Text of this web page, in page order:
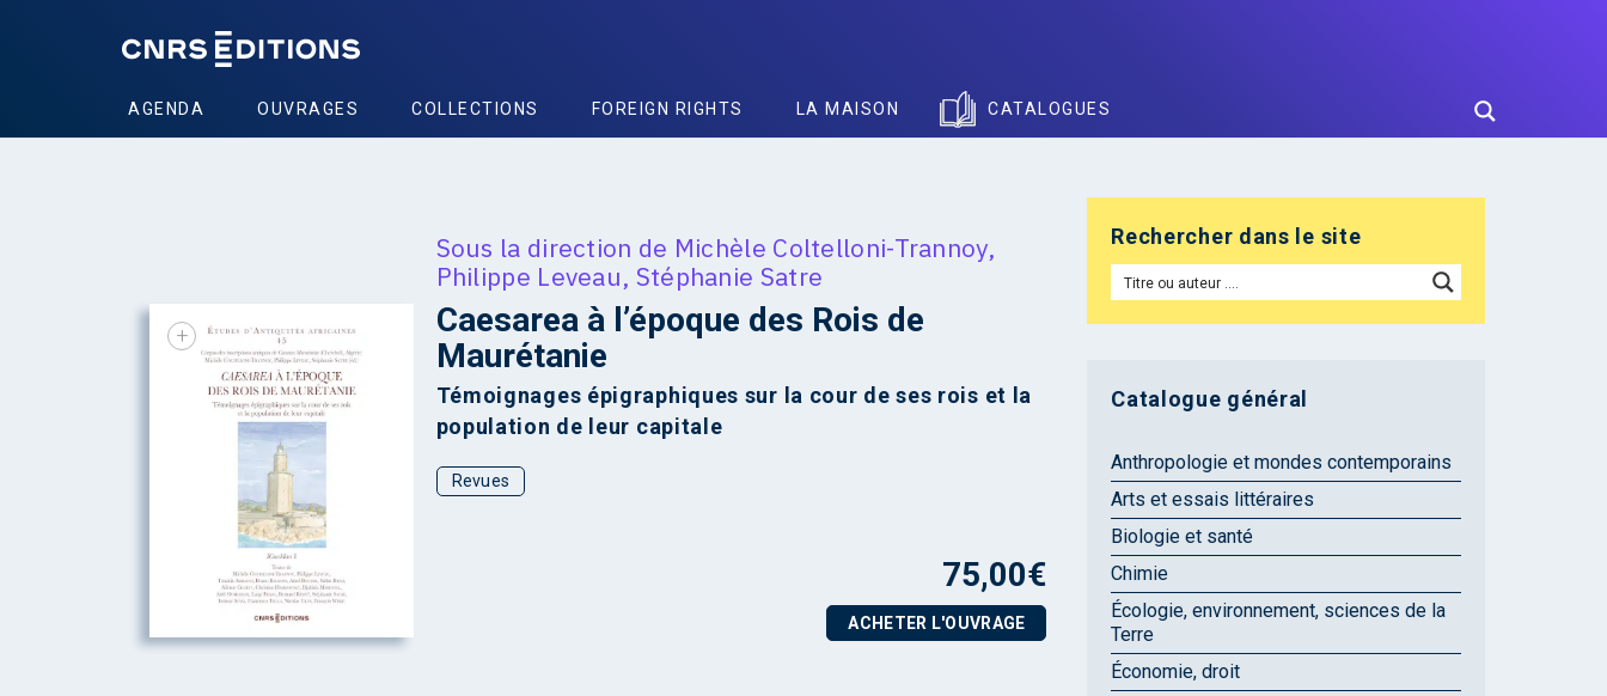
AGENDA OUVRAGES COLLECTIONS FOREIGN RIGHTS LA MAISON CATALOGUES
+
Sous la direction de Michèle Coltelloni-Trannoy,
Philippe Leveau, Stéphanie Satre
Caesarea à l’époque des Rois de
Maurétanie
Témoignages épigraphiques sur la cour de ses rois et la
population de leur capitale
Revues
75,00€
ACHETER L'OUVRAGE
Rechercher dans le site
Catalogue général
Anthropologie et mondes contemporains
Arts et essais littéraires
Biologie et santé
Chimie
Écologie, environnement, sciences de la
Terre
Économie, droit